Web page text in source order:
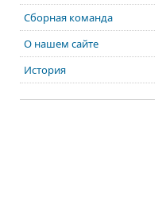
Сборная команда
О нашем сайте
История